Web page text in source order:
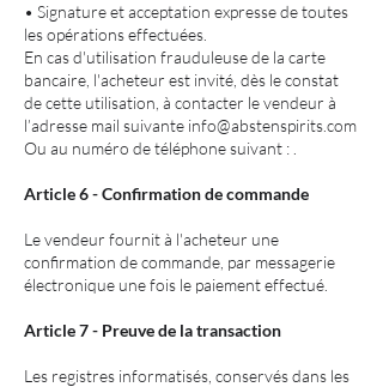
• Signature et acceptation expresse de toutes
les opérations effectuées.
En cas d'utilisation frauduleuse de la carte
bancaire, l'acheteur est invité, dès le constat
de cette utilisation, à contacter le vendeur à
l’adresse mail suivante info@abstenspirits.com
Ou au numéro de téléphone suivant : .
Article 6 - Confirmation de commande
Le vendeur fournit à l'acheteur une
confirmation de commande, par messagerie
électronique une fois le paiement effectué.
Article 7 - Preuve de la transaction
Les registres informatisés, conservés dans les